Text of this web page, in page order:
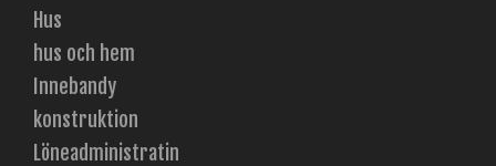
Hus
hus och hem
Innebandy
konstruktion
Löneadministratin